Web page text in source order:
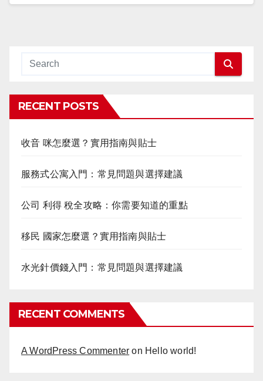
RECENT POSTS
收音 咪怎麼選？實用指南與貼士
服務式公寓入門：常見問題與選擇建議
公司 利得 稅全攻略：你需要知道的重點
移民 國家怎麼選？實用指南與貼士
水光針價錢入門：常見問題與選擇建議
RECENT COMMENTS
A WordPress Commenter on Hello world!